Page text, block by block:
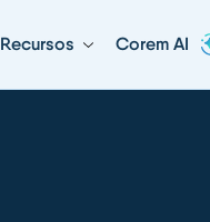
Recursos Corem AI